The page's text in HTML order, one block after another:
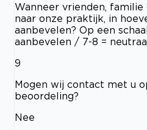
Wanneer vrienden, familie
naar onze praktijk, in
aanbevelen? Op een
aanbevelen / 7-8 =
9
Mogen wij contact met u
beoordeling?
Nee